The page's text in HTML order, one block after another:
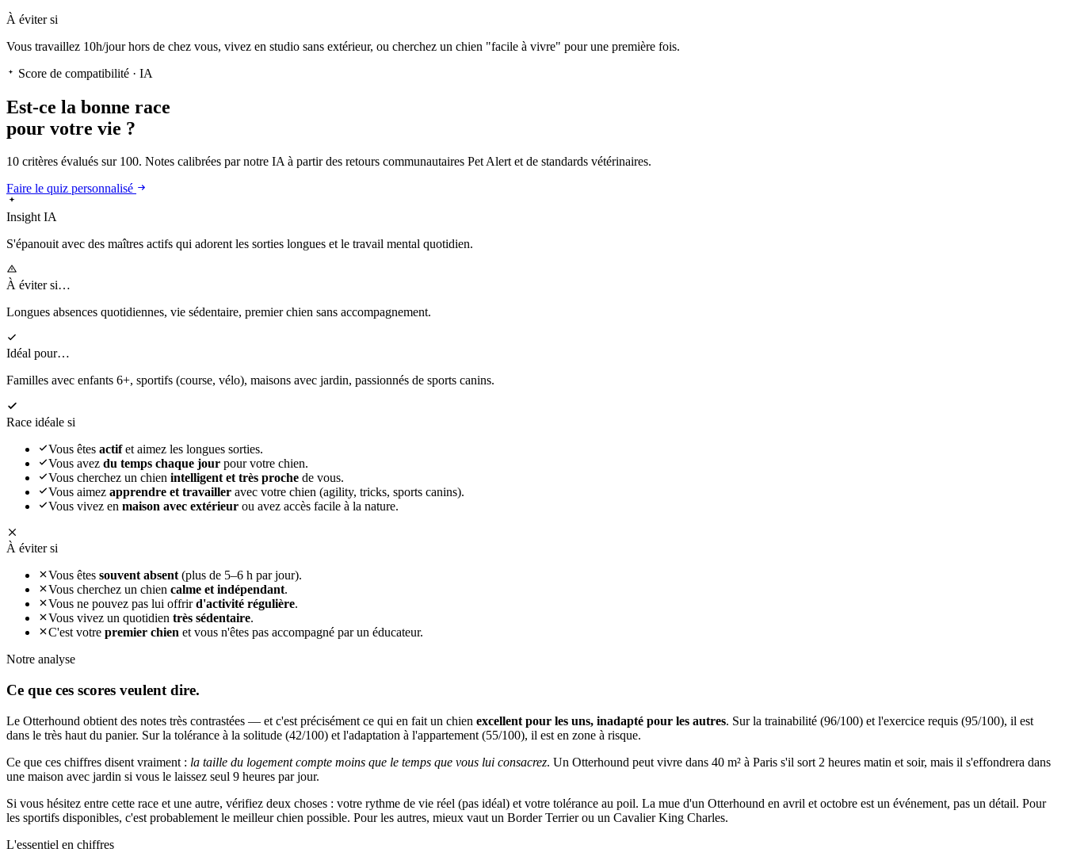
À éviter si
Vous travaillez 10h/jour hors de chez vous, vivez en studio sans extérieur, ou cherchez un chien "facile à vivre" pour une première fois.
Score de compatibilité · IA
Est-ce la bonne race
pour votre vie ?
10 critères évalués sur 100. Notes calibrées par notre IA à partir des retours communautaires Pet Alert et de standards vétérinaires.
Faire le quiz personnalisé
Insight IA
S'épanouitavec des maîtres actifs qui adorent les sorties longues et le travail mental quotidien.
À éviter si…
Longues absences quotidiennes, vie sédentaire, premier chien sans accompagnement.
Idéal pour…
Familles avec enfants 6+, sportifs (course, vélo), maisons avec jardin, passionnés de sports canins.
Race idéale si
Vous êtes actifet aimez les longues sorties.
Vous avez du temps chaque jour pour votre chien.
Vous cherchez un chien intelligent et très proche de vous.
Vous aimez apprendre et travailler avec votre chien (agility, tricks, sports canins).
Vous vivez en maison avec extérieur ou avez accès facile à la nature.
À éviter si
Vous êtes souvent absent(plus de 5–6 h par jour).
Vous cherchez un chien calme et indépendant.
Vous ne pouvez pas lui offrird'activité régulière.
Vous vivez un quotidien très sédentaire.
C'est votre premier chien et vous n'êtes pas accompagné par un éducateur.
Notre analyse
Ce que ces scores veulent dire.
Le Otterhound obtient des notes très contrastées — et c'est précisément ce qui en fait un chien excellent pour les uns, inadapté pour les autres. Sur la trainabilité (96/100) et l'exercice requis (95/100), il est
dans le très haut du panier. Sur la tolérance à la solitude (42/100) et l'adaptation à l'appartement (55/100), il est en zone à risque.
Ce que ces chiffres disent vraiment : la taille du logement compte moins que le temps que vous lui consacrez. Un Otterhound peut vivre dans 40 m² à Paris s'il sort 2 heures matin et soir, mais il s'effondrera dans
une maison avec jardin si vous le laissez seul 9 heures par jour.
Si vous hésitez entre cette race et une autre, vérifiez deux choses : votre rythme de vie réel (pas idéal) et votre tolérance au poil. La mue d'un Otterhound en avril et octobre est un événement, pas un détail. Pour
les sportifs disponibles, c'est probablement le meilleur chien possible. Pour les autres, mieux vaut un Border Terrier ou un Cavalier King Charles.
L'essentiel en chiffres